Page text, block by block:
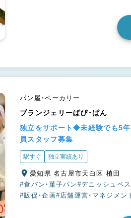
パン屋・ベーカリー
ブランジェリーぱぴ・ぱん
独立をサポート◆未経験でも5年
員スタッフ募集
駅すぐ 独立実績あり
愛知県 名古屋市天白区 植田
#食パン・菓子パン #デニッシュペ
#販促・企画#店舗運営・マネジメン